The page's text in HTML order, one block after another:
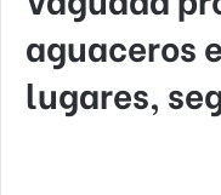
aguaceros
lugares,